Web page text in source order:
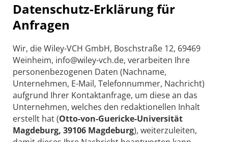
Datenschutz-Erklärung für
Anfragen
Wir, die Wiley-VCH GmbH, Boschstraße 12, 69469
Weinheim, info@wiley-vch.de, verarbeiten Ihre
personenbezogenen Daten (Nachname,
Unternehmen, E-Mail, Telefonnummer, Nachricht)
aufgrund Ihrer Kontaktanfrage, um diese an das
Unternehmen, welches den redaktionellen Inhalt
erstellt hat (Otto-von-Guericke-Universität
Magdeburg, 39106 Magdeburg), weiterzuleiten,